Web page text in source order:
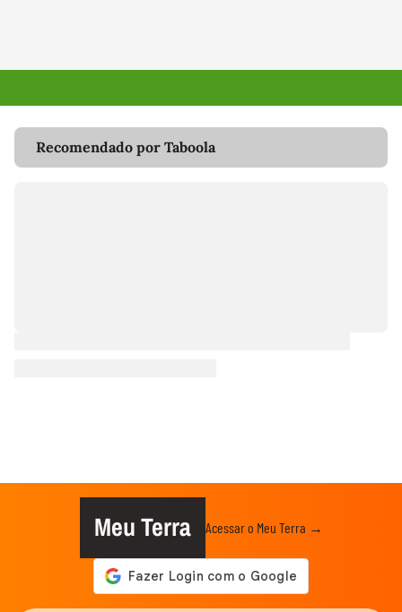
Recomendado por Taboola
Meu Terra Acessar o Meu Terra →